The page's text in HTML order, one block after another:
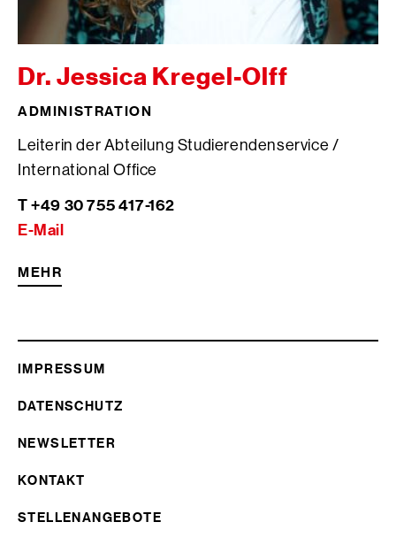
Dr. Jessica Kregel-Olff
ADMINISTRATION
Leiterin der Abteilung Studierendenservice /
International Office
T +49 30 755 417-162
E-Mail
MEHR
IMPRESSUM
DATENSCHUTZ
NEWSLETTER
KONTAKT
STELLENANGEBOTE